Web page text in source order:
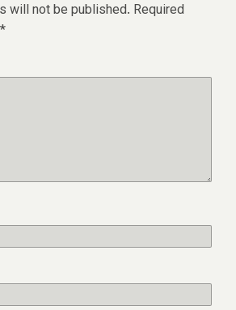
will not be published. Required
*